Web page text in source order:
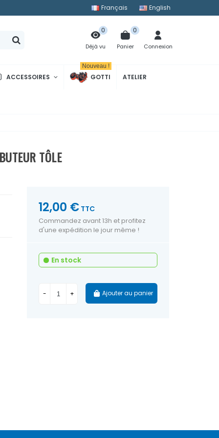
Français English
Déjà vu
0
Panier
0
Connexion
ACCESSOIRES GOTTI
Nouveau !
ATELIER
TÔLE
12,00 € TTC
Commandez avant 13h et profitez
d'une expédition le jour même !
En stock
- + Ajouter au panier